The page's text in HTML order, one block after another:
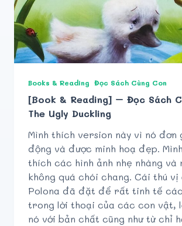
Books & Reading Đọc Sách Cùng Con
[Book & Reading] – Đọc Sách
The Ugly Duckling
Mình thích version này vì nó đơn
động và được minh hoạ đẹp.
thích các hình ảnh nhẹ nhàng và
không quá chói chang. Cái thú vị
Polona đã đặt để rất tinh tế
trong lời thoại của các con vật,
nó với bản chất cũng như từ chỉ